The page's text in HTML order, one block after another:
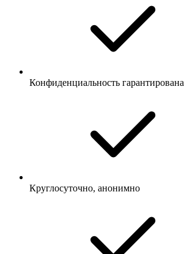
Конфиденциальность гарантирована
Круглосуточно, анонимно